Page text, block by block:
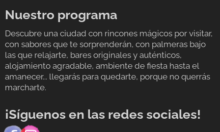
Nuestro programa
Descubre una ciudad con rincones mágicos por visitar,
con sabores que te sorprenderán, con palmeras bajo
las que relajarte, bares originales y auténticos,
alojamiento agradable, ambiente de fiesta hasta el
amanecer... llegarás para quedarte, porque no querrás
marcharte.
¡Síguenos en las redes sociales!